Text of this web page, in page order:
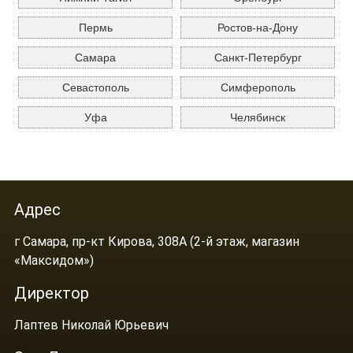
Пермь Ростов-на-Дону
Самара Санкт-Петербург
Севастополь Симферополь
Уфа Челябинск
Адрес
г Самара, пр-кт Кирова, 308А (2-й этаж, магазин
«Максидом»)
Директор
Лаптев Николай Юрьевич